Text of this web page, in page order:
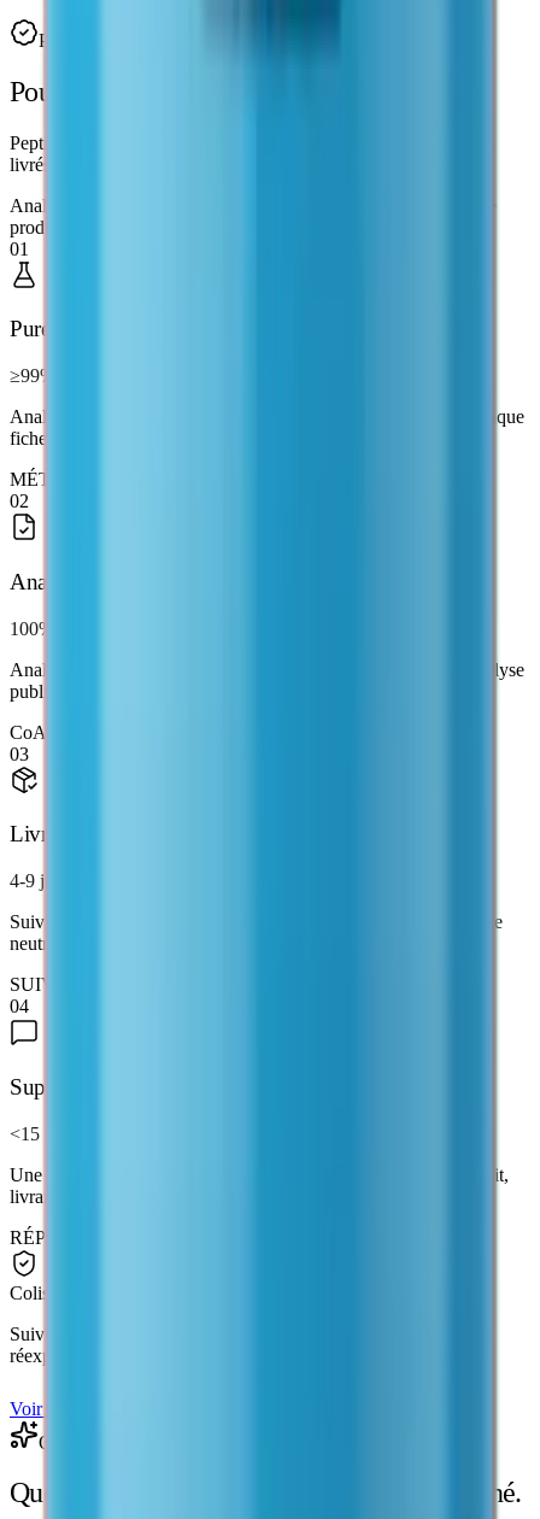
Pourquoi acheter-peptides.fr
Pourquoi choisir
Peptides de recherche de haute pureté, avec certificats d'analyse,
livrés en France.
Analyses indépendantes Janoshik · CoA publié sur chaque fiche
produit
01
Pureté vérifiée
≥99%
Analyse de pureté par HPLC. Certificat d'analyse publié sur chaque
fiche produit.
MÉTHODE · HPLC
02
Analyses indépendantes
100%
Analyse réalisée par un laboratoire indépendant. Certificat d'analyse
publié sur la fiche produit.
CoA · LABORATOIRE JANOSHIK
03
Livraison discrète
4-9 jours
Suivie en 4 à 9 jours partout en France métropolitaine, emballage
neutre.
SUIVI · EMBALLAGE NEUTRE
04
Support réactif
<15 min
Une vraie personne répond sous 15 minutes : commande, produit,
livraison.
RÉPONSE · 7J/7
Colis garanti
Suivi Mondial Relay, emballage neutre. Non livré ? Nous
réexpédions gratuitement, à la même adresse.
Voir les produits
Outil gratuit
Quelle dose prélever ? Le calcul est instantané.